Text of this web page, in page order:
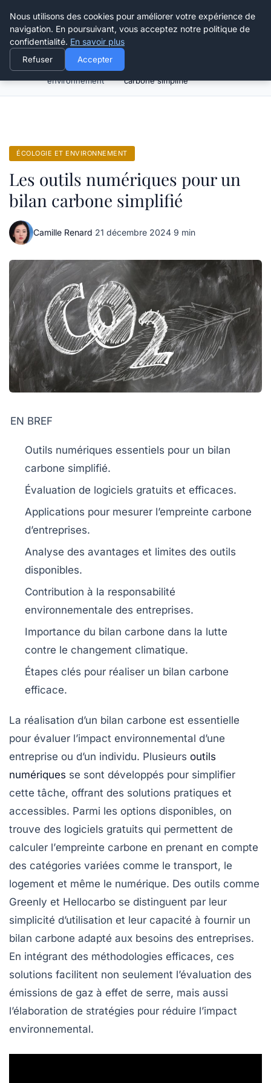
Happy Calyx Farmer
Écologie et
environnement
Les outils numériques pour un bilan
carbone simplifié
ÉCOLOGIE ET ENVIRONNEMENT
Les outils numériques pour un
bilan carbone simplifié
Camille Renard·21 décembre 2024·9 min
EN BREF
Outils numériques essentiels pour un bilan
carbone simplifié.
Évaluation de logiciels gratuits et efficaces.
Applications pour mesurer l’empreinte carbone
d’entreprises.
Analyse des avantages et limites des outils
disponibles.
Contribution à la responsabilité
environnementale des entreprises.
Importance du bilan carbone dans la lutte
contre le changement climatique.
Étapes clés pour réaliser un bilan carbone
efficace.
La réalisation d’un bilan carbone est essentielle
pour évaluer l’impact environnemental d’une
entreprise ou d’un individu. Plusieurs outils
numériques se sont développés pour simplifier
cette tâche, offrant des solutions pratiques et
accessibles. Parmi les options disponibles, on
trouve des logiciels gratuits qui permettent de
calculer l’empreinte carbone en prenant en compte
des catégories variées comme le transport, le
logement et même le numérique. Des outils comme
Greenly et Hellocarbo se distinguent par leur
simplicité d’utilisation et leur capacité à fournir un
bilan carbone adapté aux besoins des entreprises.
En intégrant des méthodologies efficaces, ces
solutions facilitent non seulement l’évaluation des
émissions de gaz à effet de serre, mais aussi
l’élaboration de stratégies pour réduire l’impact
environnemental.
Nous utilisons des cookies pour améliorer votre expérience de
navigation. En poursuivant, vous acceptez notre politique de
confidentialité. En savoir plus
Refuser Accepter